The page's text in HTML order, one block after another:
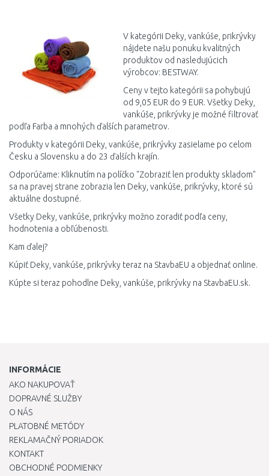
V kategórii Deky, vankúše, prikrývky
nájdete našu ponuku kvalitných
produktov od nasledujúcich
výrobcov: BESTWAY.
Ceny v tejto kategórii sa pohybujú
od 9,05 EUR do 9 EUR. Všetky Deky,
vankúše, prikrývky je možné filtrovať
podľa Farba a mnohých ďalších parametrov.
Produkty v kategórii Deky, vankúše, prikrývky zasielame po celom
Česku a Slovensku a do 23 ďalších krajín.
Odporúčame: Kliknutím na políčko "Zobraziť len produkty skladom"
sa na pravej strane zobrazia len Deky, vankúše, prikrývky, ktoré sú
aktuálne dostupné.
Všetky Deky, vankúše, prikrývky možno zoradiť podľa ceny,
hodnotenia a obľúbenosti.
Kam ďalej?
Kúpiť Deky, vankúše, prikrývky teraz na StavbaEU a objednať online.
Kúpte si teraz pohodlne Deky, vankúše, prikrývky na StavbaEU.sk.
INFORMÁCIE
AKO NAKUPOVAŤ
DOPRAVNÉ SLUŽBY
O NÁS
PLATOBNÉ METÓDY
REKLAMAČNÝ PORIADOK
KONTAKT
OBCHODNÉ PODMIENKY